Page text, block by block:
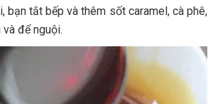
bạn tắt bếp và thêm sốt caramel, cà phê,
để nguội.